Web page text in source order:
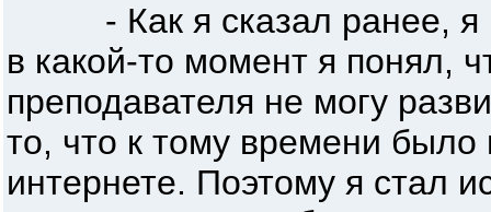
- Как я сказал ранее, я
в какой-то момент я понял,
преподавателя не могу
то, что к тому времени
интернете. Поэтому я стал